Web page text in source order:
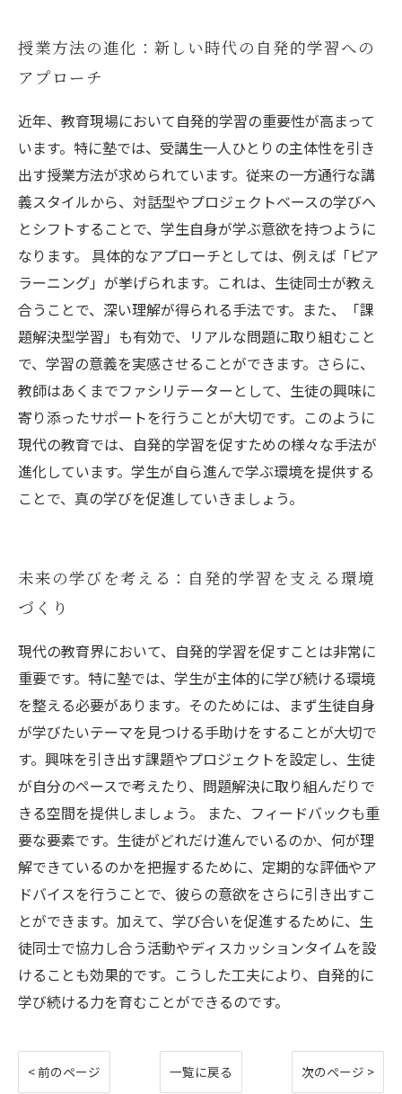
授業方法の進化：新しい時代の自発的学習への
アプローチ
近年、教育現場において自発的学習の重要性が高まって
います。特に塾では、受講生一人ひとりの主体性を引き
出す授業方法が求められています。従来の一方通行な講
義スタイルから、対話型やプロジェクトベースの学びへ
とシフトすることで、学生自身が学ぶ意欲を持つように
なります。 具体的なアプローチとしては、例えば「ピア
ラーニング」が挙げられます。これは、生徒同士が教え
合うことで、深い理解が得られる手法です。また、「課
題解決型学習」も有効で、リアルな問題に取り組むこと
で、学習の意義を実感させることができます。さらに、
教師はあくまでファシリテーターとして、生徒の興味に
寄り添ったサポートを行うことが大切です。このように
現代の教育では、自発的学習を促すための様々な手法が
進化しています。学生が自ら進んで学ぶ環境を提供する
ことで、真の学びを促進していきましょう。
未来の学びを考える：自発的学習を支える環境
づくり
現代の教育界において、自発的学習を促すことは非常に
重要です。特に塾では、学生が主体的に学び続ける環境
を整える必要があります。そのためには、まず生徒自身
が学びたいテーマを見つける手助けをすることが大切で
す。興味を引き出す課題やプロジェクトを設定し、生徒
が自分のペースで考えたり、問題解決に取り組んだりで
きる空間を提供しましょう。 また、フィードバックも重
要な要素です。生徒がどれだけ進んでいるのか、何が理
解できているのかを把握するために、定期的な評価やア
ドバイスを行うことで、彼らの意欲をさらに引き出すこ
とができます。加えて、学び合いを促進するために、生
徒同士で協力し合う活動やディスカッションタイムを設
けることも効果的です。こうした工夫により、自発的に
学び続ける力を育むことができるのです。
< 前のページ 一覧に戻る 次のページ >